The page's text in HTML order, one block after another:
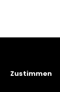
Zustimmen